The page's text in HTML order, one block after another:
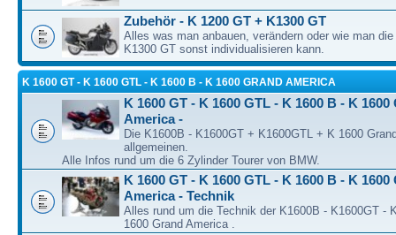
Zubehör - K 1200 GT + K1300 GT
Alles was man anbauen, verändern oder wie man
K1300 GT sonst individualisieren kann.
K 1600 GT - K 1600 GTL - K 1600 B - K 1600 GRAND AMERICA
K 1600 GT - K 1600 GTL - K 1600 B - K 1600
America -
Die K1600B - K1600GT + K1600GTL + K 1600
allgemeinen.
Alle Infos rund um die 6 Zylinder Tourer von BMW.
K 1600 GT - K 1600 GTL - K 1600 B - K 1600
America - Technik
Alles rund um die Technik der K1600B - K1600GT -
1600 Grand America .